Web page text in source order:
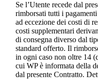
Se l’Utente recede dal
rimborsati tutti i
ad eccezione dei costi di
costi supplementari
di consegna diverso dal
standard offerto. Il
in ogni caso non oltre 14
cui WP è informata della
dal presente Contratto.